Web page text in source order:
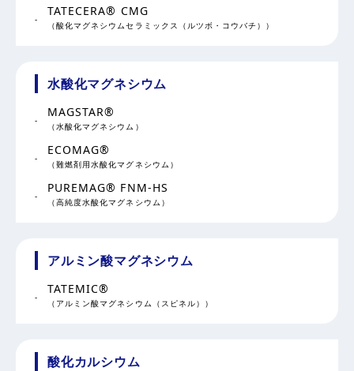
TATECERA® CMG
（酸化マグネシウムセラミックス（ルツボ・コウバチ））
水酸化マグネシウム
MAGSTAR®
（水酸化マグネシウム）
ECOMAG®
（難燃剤用水酸化マグネシウム）
PUREMAG® FNM-HS
（高純度水酸化マグネシウム）
アルミン酸マグネシウム
TATEMIC®
（アルミン酸マグネシウム（スピネル））
酸化カルシウム